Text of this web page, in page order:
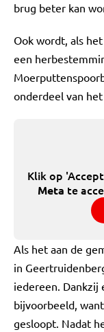
brug beter kan
Ook wordt, als
een
onderdeel van
Klik op
Meta te
Als het aan de
in
iedereen.
bijvoorbeeld,
gesloopt. Nadat